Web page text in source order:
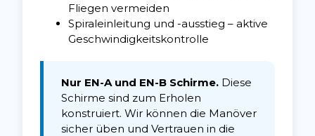
Fliegen vermeiden
Spiraleinleitung und -ausstieg – aktive
Geschwindigkeitskontrolle
Nur EN-A und EN-B Schirme. Diese
Schirme sind zum Erholen
konstruiert. Wir können die Manöver
sicher üben und Vertrauen in die